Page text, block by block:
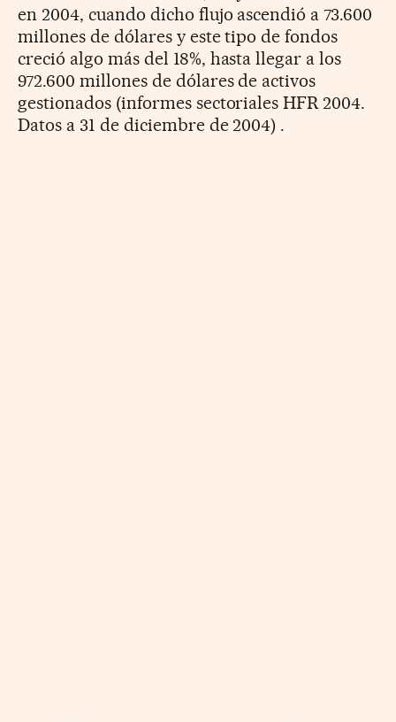
en 2004, cuando dicho flujo ascendió a 73.600
millones de dólares y este tipo de fondos
creció algo más del 18%, hasta llegar a los
972.600 millones de dólares de activos
gestionados (informes sectoriales HFR 2004.
Datos a 31 de diciembre de 2004) .